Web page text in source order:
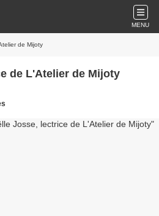
MENU
de Mijoty
de L'Atelier de Mijoty